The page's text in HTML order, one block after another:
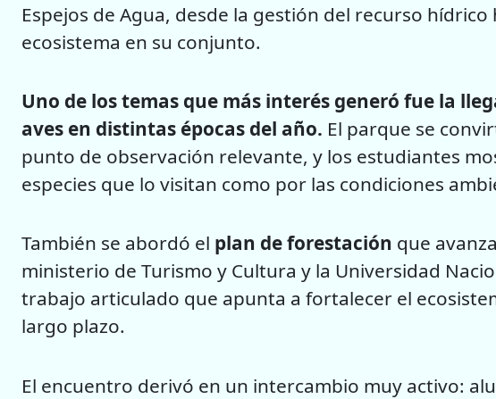
Espejos de Agua, desde la gestión del recurso
ecosistema en su conjunto.
Uno de los temas que más interés generó fue la
aves en distintas épocas del año. El parque se
punto de observación relevante, y los estudiantes
especies que lo visitan como por las condiciones
También se abordó el plan de forestación que
ministerio de Turismo y Cultura y la Universidad
trabajo articulado que apunta a fortalecer el
largo plazo.
El encuentro derivó en un intercambio muy activo: